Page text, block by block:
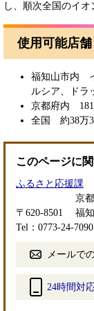
し、順次全国のイオ
使用可能店舗
福知山市内
ルシア、ドラ
京都府内
全国 約38万
このページに
ふるさと応援課
〒620-8501
京
福
Tel：0773-24-7090
メールで
24時間対